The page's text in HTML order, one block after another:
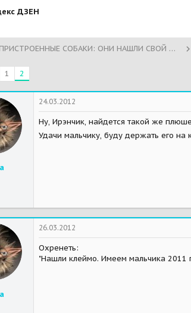
ДЗЕН
ПРИСТРОЕННЫЕ СОБАКИ: ОНИ НАШЛИ СВОЙ ДОМ!
1 2
8 403
2 932
113
Москва, Митино, МО, Дедовск
24.03.2012
Ну, Ирэнчик, найдется такой же
Удачи мальчику, буду держать его на
26.03.2012
Охренеть:
"Нашли клеймо. Имеем мальчика 2011